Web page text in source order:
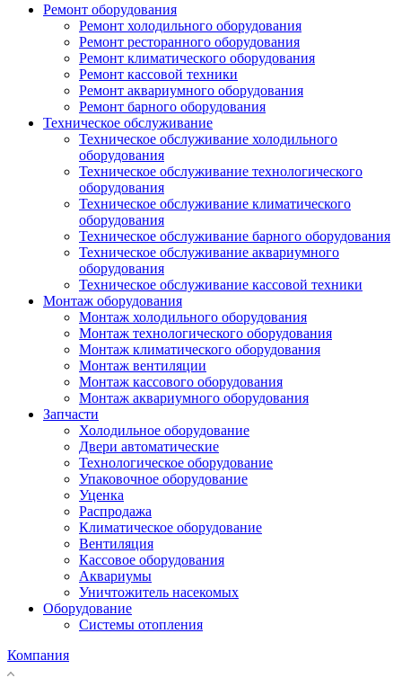
Ремонт оборудования
Ремонт холодильного оборудования
Ремонт ресторанного оборудования
Ремонт климатического оборудования
Ремонт кассовой техники
Ремонт аквариумного оборудования
Ремонт барного оборудования
Техническое обслуживание
Техническое обслуживание холодильного
оборудования
Техническое обслуживание технологического
оборудования
Техническое обслуживание климатического
оборудования
Техническое обслуживание барного оборудования
Техническое обслуживание аквариумного
оборудования
Техническое обслуживание кассовой техники
Монтаж оборудования
Монтаж холодильного оборудования
Монтаж технологического оборудования
Монтаж климатического оборудования
Монтаж вентиляции
Монтаж кассового оборудования
Монтаж аквариумного оборудования
Запчасти
Холодильное оборудование
Двери автоматические
Технологическое оборудование
Упаковочное оборудование
Уценка
Распродажа
Климатическое оборудование
Вентиляция
Кассовое оборудования
Аквариумы
Уничтожитель насекомых
Оборудование
Системы отопления
Компания